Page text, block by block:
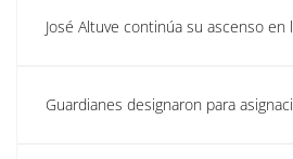
José Altuve continúa su ascenso en
Guardianes designaron para